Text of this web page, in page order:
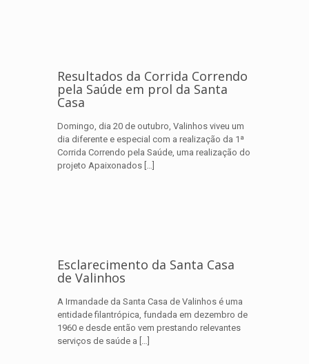
Resultados da Corrida Correndo
pela Saúde em prol da Santa
Casa
Domingo, dia 20 de outubro, Valinhos viveu um
dia diferente e especial com a realização da 1ª
Corrida Correndo pela Saúde, uma realização do
projeto Apaixonados […]
Esclarecimento da Santa Casa
de Valinhos
A Irmandade da Santa Casa de Valinhos é uma
entidade filantrópica, fundada em dezembro de
1960 e desde então vem prestando relevantes
serviços de saúde a […]